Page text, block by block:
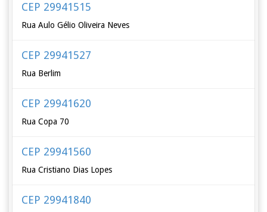
CEP 29941515
Rua Aulo Gélio Oliveira Neves
CEP 29941527
Rua Berlim
CEP 29941620
Rua Copa 70
CEP 29941560
Rua Cristiano Dias Lopes
CEP 29941840